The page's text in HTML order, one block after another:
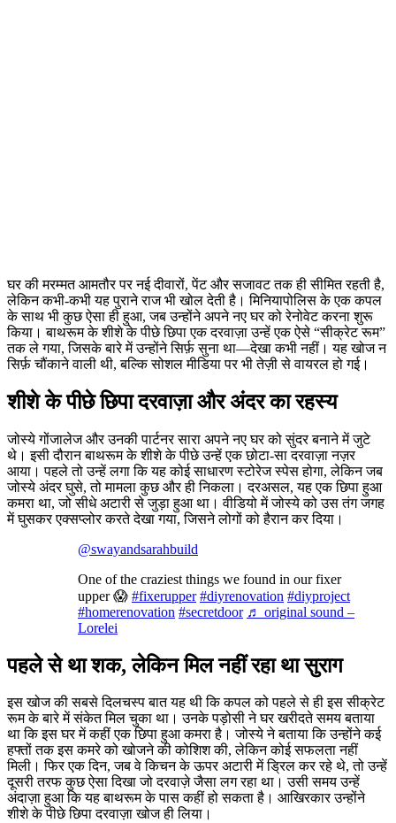
घर की मरम्मत आमतौर पर नई दीवारों, पेंट और सजावट तक ही सीमित रहती है,
लेकिन कभी-कभी यह पुराने राज भी खोल देती है। मिनियापोलिस के एक कपल
के साथ भी कुछ ऐसा ही हुआ, जब उन्होंने अपने नए घर को रेनोवेट करना शुरू
किया। बाथरूम के शीशे के पीछे छिपा एक दरवाज़ा उन्हें एक ऐसे “सीक्रेट रूम”
तक ले गया, जिसके बारे में उन्होंने सिर्फ़ सुना था—देखा कभी नहीं। यह खोज न
सिर्फ़ चौंकाने वाली थी, बल्कि सोशल मीडिया पर भी तेज़ी से वायरल हो गई।
शीशे के पीछे छिपा दरवाज़ा और अंदर का रहस्य
जोस्ये गोंजालेज और उनकी पार्टनर सारा अपने नए घर को सुंदर बनाने में जुटे
थे। इसी दौरान बाथरूम के शीशे के पीछे उन्हें एक छोटा-सा दरवाज़ा नज़र
आया। पहले तो उन्हें लगा कि यह कोई साधारण स्टोरेज स्पेस होगा, लेकिन जब
जोस्ये अंदर घुसे, तो मामला कुछ और ही निकला। दरअसल, यह एक छिपा हुआ
कमरा था, जो सीधे अटारी से जुड़ा हुआ था। वीडियो में जोस्ये को उस तंग जगह
में घुसकर एक्सप्लोर करते देखा गया, जिसने लोगों को हैरान कर दिया।
@swayandsarahbuild
One of the craziest things we found in our fixer
upper 😱 #fixerupper #diyrenovation #diyproject
#homerenovation #secretdoor ♬ original sound –
Lorelei
पहले से था शक, लेकिन मिल नहीं रहा था सुराग
इस खोज की सबसे दिलचस्प बात यह थी कि कपल को पहले से ही इस सीक्रेट
रूम के बारे में संकेत मिल चुका था। उनके पड़ोसी ने घर खरीदते समय बताया
था कि इस घर में कहीं एक छिपा हुआ कमरा है। जोस्ये ने बताया कि उन्होंने कई
हफ्तों तक इस कमरे को खोजने की कोशिश की, लेकिन कोई सफलता नहीं
मिली। फिर एक दिन, जब वे किचन के ऊपर अटारी में ड्रिल कर रहे थे, तो उन्हें
दूसरी तरफ कुछ ऐसा दिखा जो दरवाज़े जैसा लग रहा था। उसी समय उन्हें
अंदाज़ा हुआ कि यह बाथरूम के पास कहीं हो सकता है। आखिरकार उन्होंने
शीशे के पीछे छिपा दरवाज़ा खोज ही लिया।